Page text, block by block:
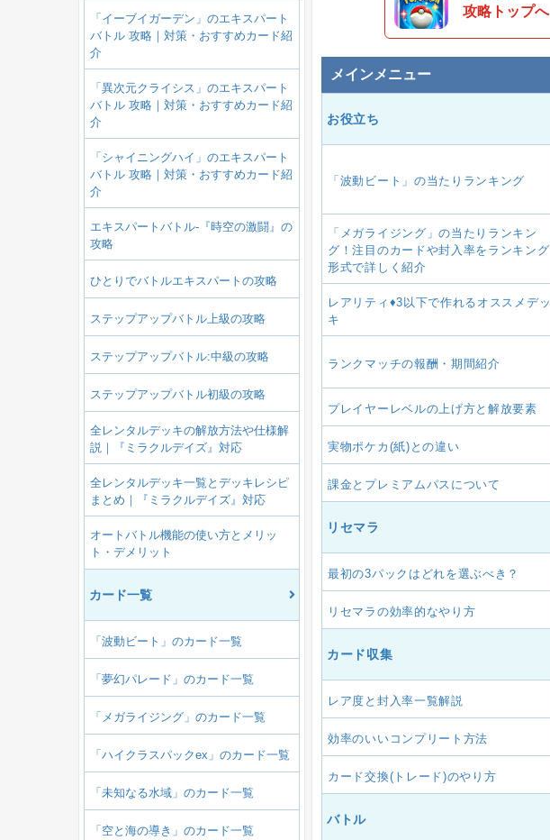
「イーブイガーデン」のエキスパート
バトル 攻略｜対策・おすすめカード紹
介
「異次元クライシス」のエキスパート
バトル 攻略｜対策・おすすめカード紹
介
「シャイニングハイ」のエキスパート
バトル 攻略｜対策・おすすめカード紹
介
エキスパートバトル-『時空の激闘』の
攻略
ひとりでバトルエキスパートの攻略
ステップアップバトル上級の攻略
ステップアップバトル:中級の攻略
ステップアップバトル初級の攻略
全レンタルデッキの解放方法や仕様解
説｜『ミラクルデイズ』対応
全レンタルデッキ一覧とデッキレシピ
まとめ｜『ミラクルデイズ』対応
オートバトル機能の使い方とメリッ
ト・デメリット
カード一覧
「波動ビート」のカード一覧
「夢幻パレード」のカード一覧
「メガライジング」のカード一覧
「ハイクラスパックex」のカード一覧
「未知なる水域」のカード一覧
「空と海の導き」のカード一覧
攻略トップへ
メインメニュー
お役立ち
「波動ビート」の当たりランキング
「メガライジング」の当たりランキン
グ！注目のカードや封入率をランキング
形式で詳しく紹介
レアリティ♦3以下で作れるオススメデッ
キ
ランクマッチの報酬・期間紹介
プレイヤーレベルの上げ方と解放要素
実物ポケカ(紙)との違い
課金とプレミアムパスについて
リセマラ
最初の3パックはどれを選ぶべき？
リセマラの効率的なやり方
カード収集
レア度と封入率一覧解説
効率のいいコンプリート方法
カード交換(トレード)のやり方
バトル